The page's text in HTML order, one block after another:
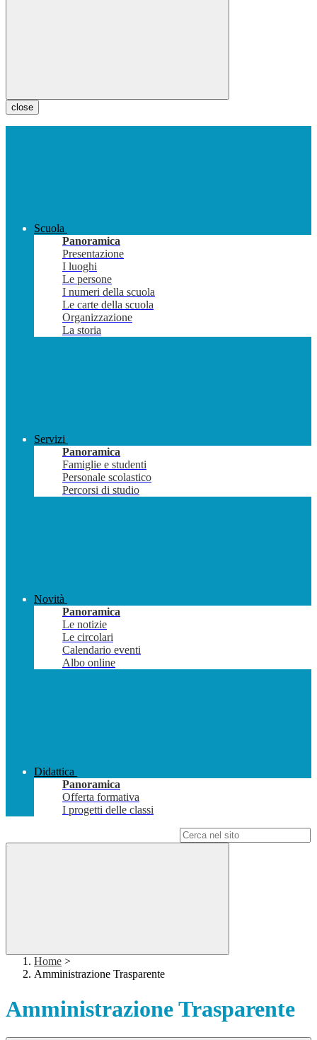
close
Scuola
Panoramica
Presentazione
I luoghi
Le persone
I numeri della scuola
Le carte della scuola
Organizzazione
La storia
Servizi
Panoramica
Famiglie e studenti
Personale scolastico
Percorsi di studio
Novità
Panoramica
Le notizie
Le circolari
Calendario eventi
Albo online
Didattica
Panoramica
Offerta formativa
I progetti delle classi
Home >
Amministrazione Trasparente
Amministrazione Trasparente